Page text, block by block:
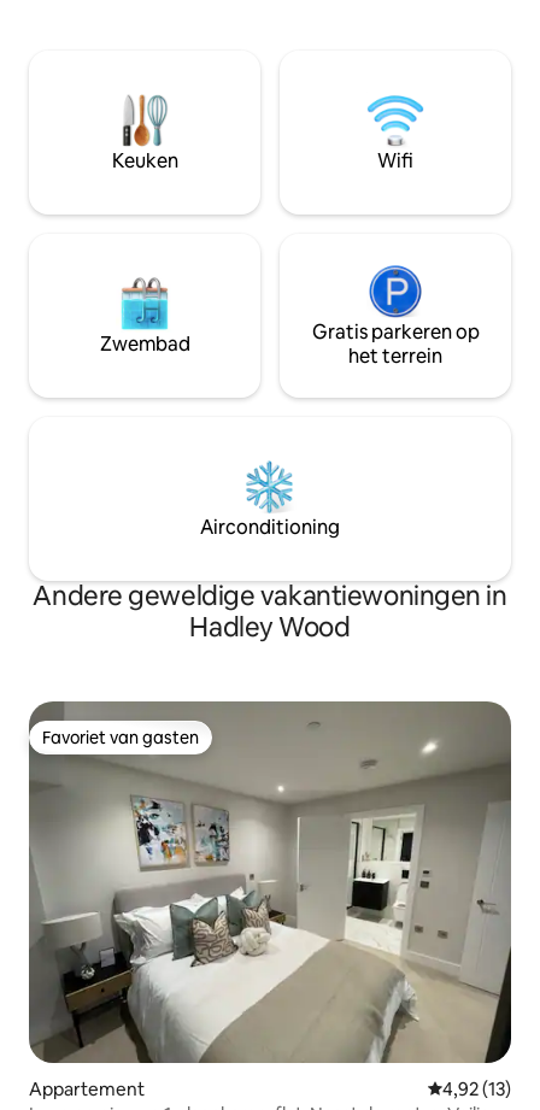
locatie. Tal van stijlvolle restaurants en
cafés op slechts 4 minuten loopafstand
Er zijn mooie parken in de buurt om te
verkennen. Geen huisdieren
het centrum van
ruimte, comfort
voorzieningen
verblijf.
Keuken Wifi
Zwembad
Gratis parkeren op
het terrein
Airconditioning
Andere geweldige vakantiewoningen in
Hadley Wood
Favoriet van gasten
Favoriet van gasten
Appartement Gemiddelde
4,92 (13)